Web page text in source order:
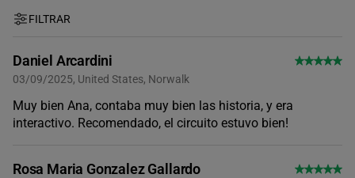
FILTRAR
Daniel Arcardini
03/09/2025, United States, Norwalk
Muy bien Ana, contaba muy bien las historia, y era
interactivo. Recomendado, el circuito estuvo bien!
Rosa Maria Gonzalez Gallardo